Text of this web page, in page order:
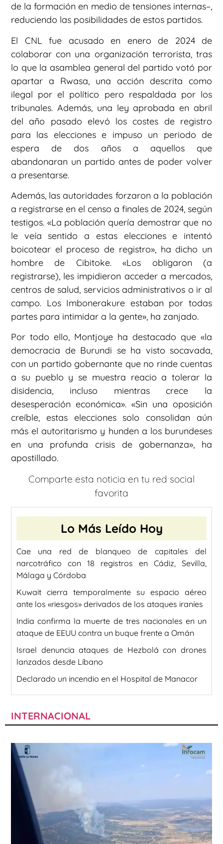
de la formación en medio de tensiones internas–,
reduciendo las posibilidades de estos partidos.
El CNL fue acusado en enero de 2024 de
colaborar con una organización terrorista, tras
lo que la asamblea general del partido votó por
apartar a Rwasa, una acción descrita como
ilegal por el político pero respaldada por los
tribunales. Además, una ley aprobada en abril
del año pasado elevó los costes de registro
para las elecciones e impuso un periodo de
espera de dos años a aquellos que
abandonaran un partido antes de poder volver
a presentarse.
Además, las autoridades forzaron a la población
a registrarse en el censo a finales de 2024, según
testigos. «La población quería demostrar que no
le veía sentido a estas elecciones e intentó
boicotear el proceso de registro», ha dicho un
hombre de Cibitoke. «Los obligaron (a
registrarse), les impidieron acceder a mercados,
centros de salud, servicios administrativos o ir al
campo. Los Imbonerakure estaban por todas
partes para intimidar a la gente», ha zanjado.
Por todo ello, Montjoye ha destacado que «la
democracia de Burundi se ha visto socavada,
con un partido gobernante que no rinde cuentas
a su pueblo y se muestra reacio a tolerar la
disidencia, incluso mientras crece la
desesperación económica». «Sin una oposición
creíble, estas elecciones solo consolidan aún
más el autoritarismo y hunden a los burundeses
en una profunda crisis de gobernanza», ha
apostillado.
Comparte esta noticia en tu red social
favorita
Lo Más Leído Hoy
Cae una red de blanqueo de capitales del
narcotráfico con 18 registros en Cádiz, Sevilla,
Málaga y Córdoba
Kuwait cierra temporalmente su espacio aéreo
ante los «riesgos» derivados de los ataques iraníes
India confirma la muerte de tres nacionales en un
ataque de EEUU contra un buque frente a Omán
Israel denuncia ataques de Hezbolá con drones
lanzados desde Líbano
Declarado un incendio en el Hospital de Manacor
INTERNACIONAL